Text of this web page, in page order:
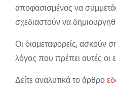
αποφασισμένος να
σχεδιαστούν να
Οι διαμεταφορείς, ασκούν
λόγος που πρέπει αυτές οι
Δείτε αναλυτικά το άρθρο